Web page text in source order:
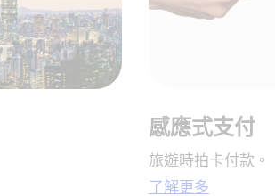
感應式支付
旅遊時拍卡付款。
了解更多